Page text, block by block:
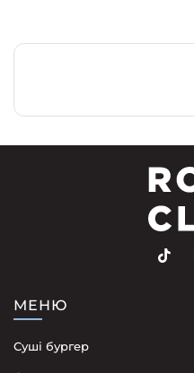
МЕНЮ
Суші бургер